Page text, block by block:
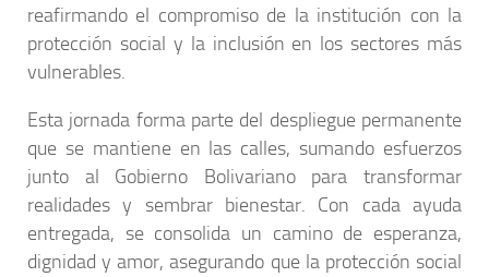
reafirmando el compromiso de la institución con la
protección social y la inclusión en los sectores más
vulnerables.
Esta jornada forma parte del despliegue permanente
que se mantiene en las calles, sumando esfuerzos
junto al Gobierno Bolivariano para transformar
realidades y sembrar bienestar. Con cada ayuda
entregada, se consolida un camino de esperanza,
dignidad y amor, asegurando que la protección social